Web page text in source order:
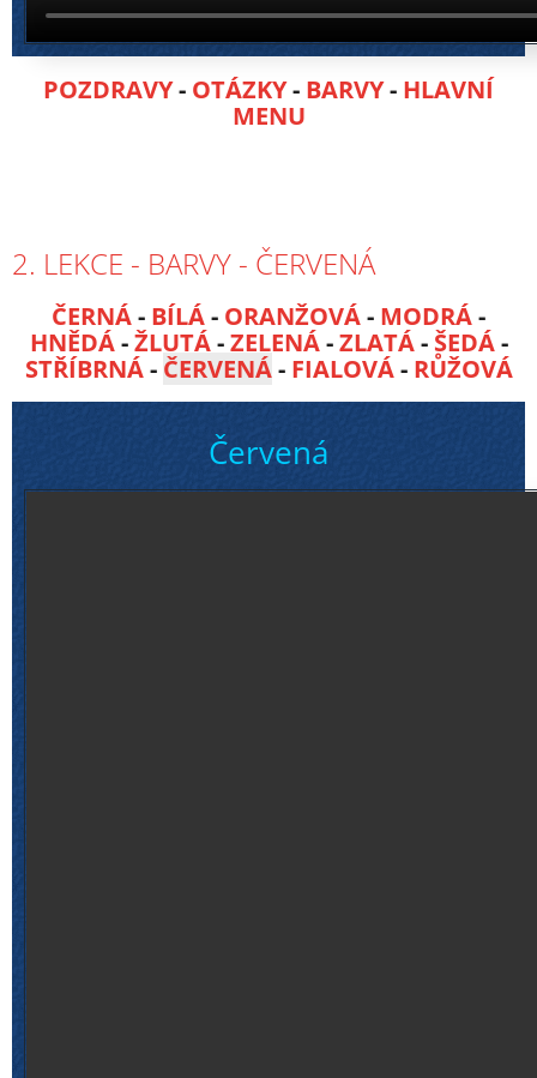
POZDRAVY- OTÁZKY- BARVY- HLAVNÍ
MENU
2. LEKCE - BARVY - ČERVENÁ
ČERNÁ- BÍLÁ- ORANŽOVÁ- MODRÁ-
HNĚDÁ-ŽLUTÁ-ZELENÁ-ZLATÁ- ŠEDÁ-
STŘÍBRNÁ- ČERVENÁ- FIALOVÁ- RŮŽOVÁ
Červená